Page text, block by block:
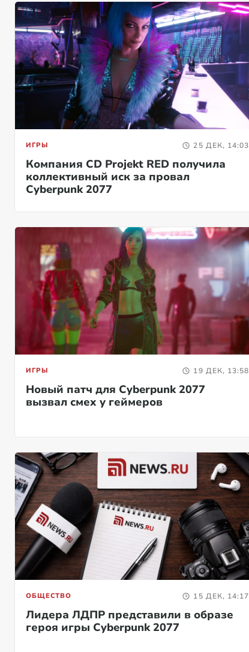
ИГРЫ 25 ДЕК, 14:03
Компания CD Projekt RED получила
коллективный иск за провал
Cyberpunk 2077
ИГРЫ 19 ДЕК, 13:58
Новый патч для Cyberpunk 2077
вызвал смех у геймеров
ОБЩЕСТВО 15 ДЕК, 14:17
Лидера ЛДПР представили в образе
героя игры Cyberpunk 2077